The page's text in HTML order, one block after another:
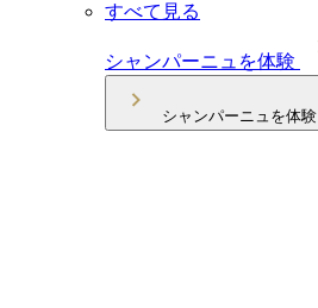
すべて見る
シャンパーニュを体験
シャンパーニュを体験